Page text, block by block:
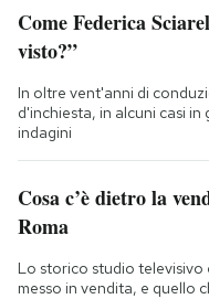
Come Federica
visto?”
In oltre vent'anni di
d'inchiesta, in alcuni casi
indagini
Cosa c’è dietro la
Roma
Lo storico studio televisivo
messo in vendita, e quello